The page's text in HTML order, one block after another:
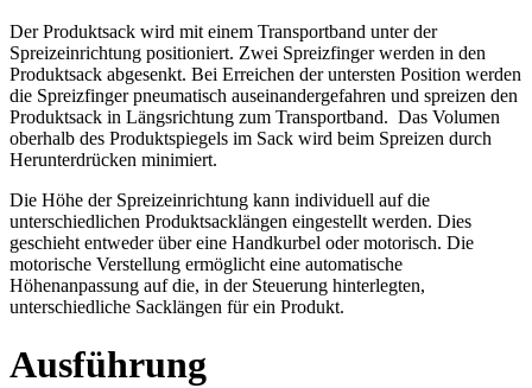
Der Produktsack wird mit einem Transportband unter der
Spreizeinrichtung positioniert. Zwei Spreizfinger werden in den
Produktsack abgesenkt. Bei Erreichen der untersten Position werden
die Spreizfinger pneumatisch auseinandergefahren und spreizen den
Produktsack in Längsrichtung zum Transportband. Das Volumen
oberhalb des Produktspiegels im Sack wird beim Spreizen durch
Herunterdrücken minimiert.
Die Höhe der Spreizeinrichtung kann individuell auf die
unterschiedlichen Produktsacklängen eingestellt werden. Dies
geschieht entweder über eine Handkurbel oder motorisch. Die
motorische Verstellung ermöglicht eine automatische
Höhenanpassung auf die, in der Steuerung hinterlegten,
unterschiedliche Sacklängen für ein Produkt.
Ausführung